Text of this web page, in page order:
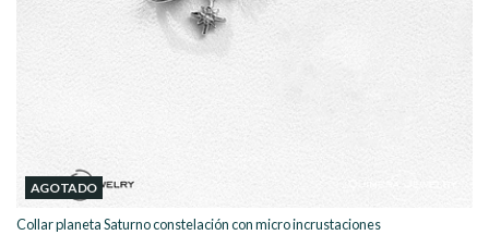
AGOTADO
Collar planeta Saturno constelación con micro incrustaciones